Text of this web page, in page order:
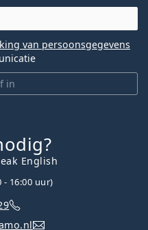
in
van persoonsgegevens
English
- 16:00 uur)